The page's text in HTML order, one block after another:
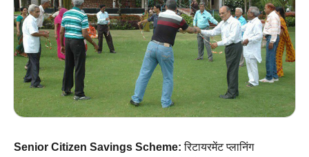
Senior Citizen Savings Scheme: रिटायरमेंट प्लानिंग